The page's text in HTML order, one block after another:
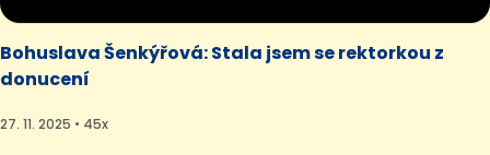
Bohuslava Šenkýřová: Stala jsem se rektorkou z
donucení
27. 11. 2025 • 45x